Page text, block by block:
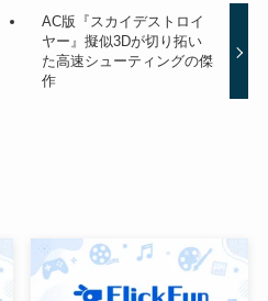
AC版『スカイデストロイ
ヤー』擬似3Dが切り拓い
た高速シューティングの傑
作